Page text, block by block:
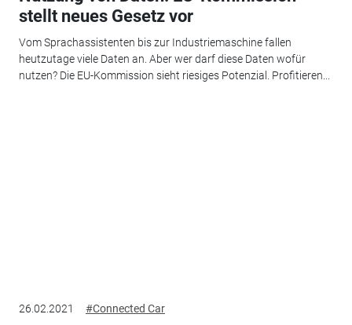
stellt neues Gesetz vor
Vom Sprachassistenten bis zur Industriemaschine fallen
heutzutage viele Daten an. Aber wer darf diese Daten wofür
nutzen? Die EU-Kommission sieht riesiges Potenzial. Profitieren...
26.02.2021 #Connected Car